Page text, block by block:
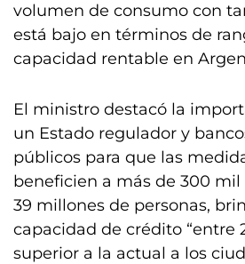
volumen de consumo con
está bajo en términos de
capacidad rentable en
El ministro destacó la
un Estado regulador y
públicos para que las
beneficien a más de 300
39 millones de personas,
capacidad de crédito “entre
superior a la actual a los